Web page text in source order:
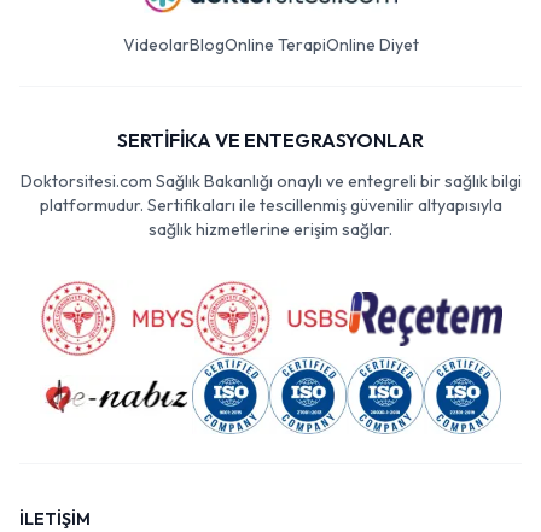
VideolarBlogOnline TerapiOnline Diyet
SERTİFİKA VE ENTEGRASYONLAR
Doktorsitesi.com Sağlık Bakanlığı onaylı ve entegreli bir sağlık bilgi
platformudur. Sertifikaları ile tescillenmiş güvenilir altyapısıyla
sağlık hizmetlerine erişim sağlar.
İLETİŞİM